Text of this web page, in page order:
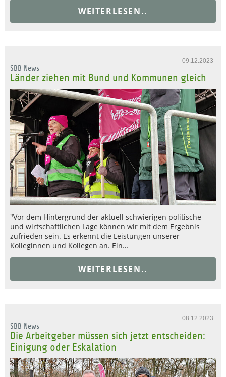
WEITERLESEN..
09.12.2023
SBB News
Länder ziehen mit Bund und Kommunen gleich
"Vor dem Hintergrund der aktuell schwierigen politische
und wirtschaftlichen Lage können wir mit dem Ergebnis
zufrieden sein. Es erkennt die Leistungen unserer
Kolleginnen und Kollegen an. Ein…
WEITERLESEN..
08.12.2023
SBB News
Die Arbeitgeber müssen sich jetzt entscheiden:
Einigung oder Eskalation